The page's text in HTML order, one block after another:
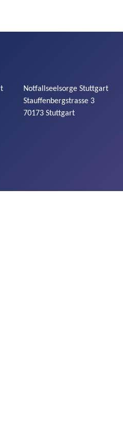
Notfallseelsorge Stuttgart
Stauffenbergstrasse 3
70173 Stuttgart